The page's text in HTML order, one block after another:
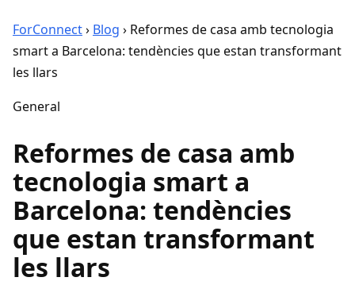
ForConnect› Blog › Reformes de casa amb tecnologia
smart a Barcelona: tendències que estan transformant
les llars
General
Reformes de casa amb
tecnologia smart a
Barcelona: tendències
que estan transformant
les llars